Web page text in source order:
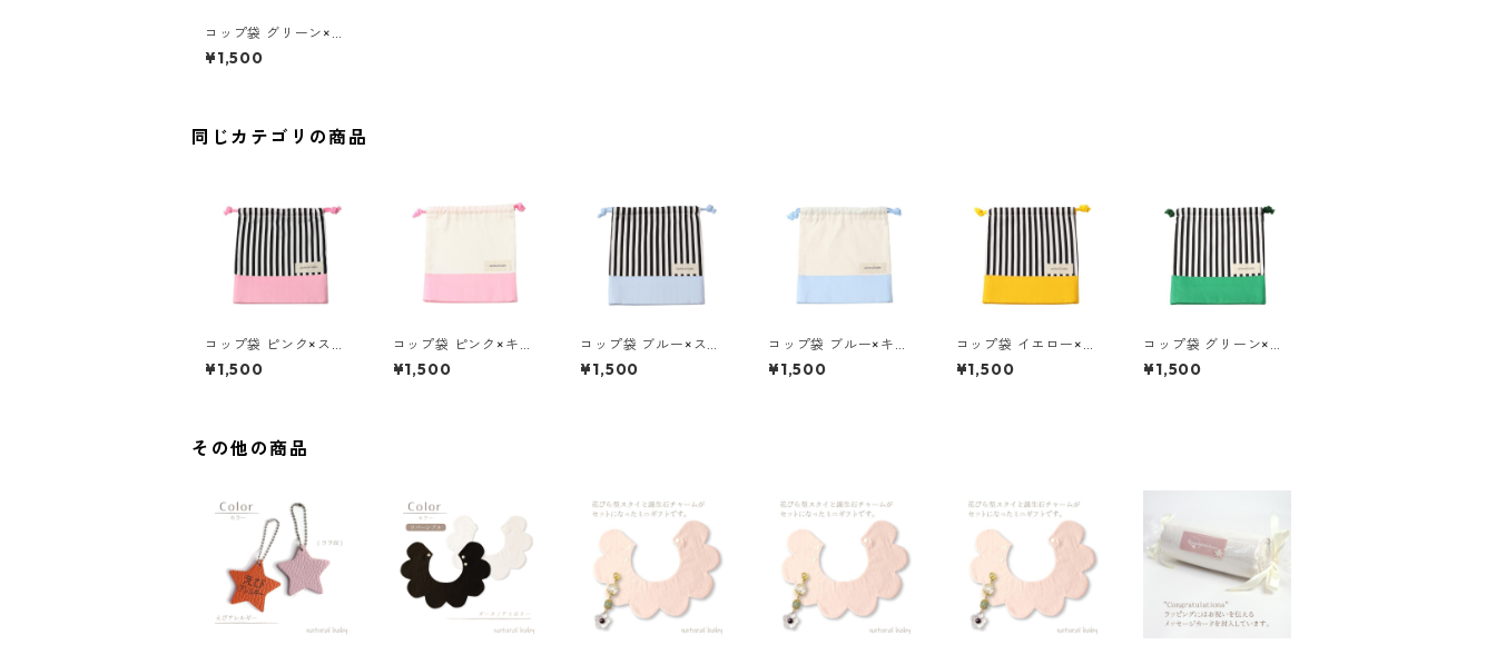
コップ袋 グリーン×ス
トライプ 85-72895-1
¥1,500
同じカテゴリの商品
コップ袋 ピンク×スト
ライプ 85-72895-1
¥1,500
コップ袋 ピンク×キナ
リ 85-72895-1
¥1,500
コップ袋 ブルー×スト
ライプ 85-72895-1
¥1,500
コップ袋 ブルー×キナ
リ 85-72895-1
¥1,500
コップ袋 イエロー×ス
トライプ 85-72895-1
¥1,500
コップ袋 グリーン×キ
ナリ 85-72895-1
¥1,500
その他の商品